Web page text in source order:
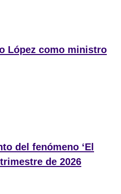
López como ministro
del fenómeno ‘El
de 2026